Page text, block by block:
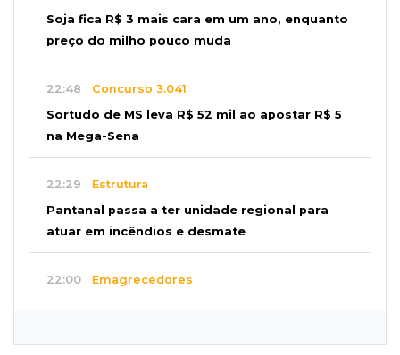
Soja fica R$ 3 mais cara em um ano, enquanto
preço do milho pouco muda
22:48 Concurso 3.041
Sortudo de MS leva R$ 52 mil ao apostar R$ 5
na Mega-Sena
22:29 Estrutura
Pantanal passa a ter unidade regional para
atuar em incêndios e desmate
22:00 Emagrecedores